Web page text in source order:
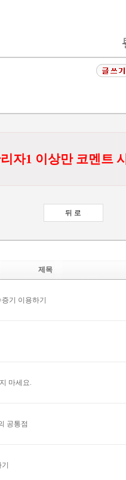
자1 이상만 코멘트
제목
기 이용하기
마세요.
공통점